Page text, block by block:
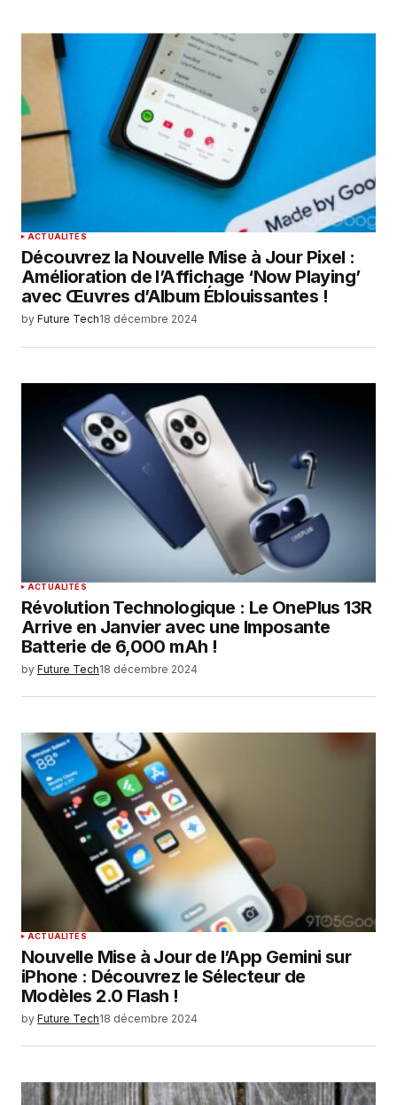
ACTUALITÉS
Découvrez la Nouvelle Mise à Jour Pixel :
Amélioration de l’Affichage ‘Now Playing’
avec Œuvres d’Album Éblouissantes !
by Future Tech18 décembre 2024
ACTUALITÉS
Révolution Technologique : Le OnePlus 13R
Arrive en Janvier avec une Imposante
Batterie de 6,000 mAh !
by Future Tech18 décembre 2024
ACTUALITÉS
Nouvelle Mise à Jour de l’App Gemini sur
iPhone : Découvrez le Sélecteur de
Modèles 2.0 Flash !
by Future Tech18 décembre 2024